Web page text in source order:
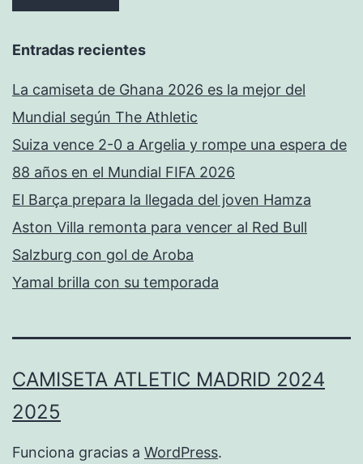
Entradas recientes
La camiseta de Ghana 2026 es la mejor del
Mundial según The Athletic
Suiza vence 2-0 a Argelia y rompe una espera de
88 años en el Mundial FIFA 2026
El Barça prepara la llegada del joven Hamza
Aston Villa remonta para vencer al Red Bull
Salzburg con gol de Aroba
Yamal brilla con su temporada
CAMISETA ATLETIC MADRID 2024
2025
Funciona gracias a WordPress.